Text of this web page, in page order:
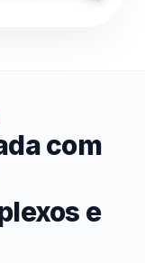
com
e